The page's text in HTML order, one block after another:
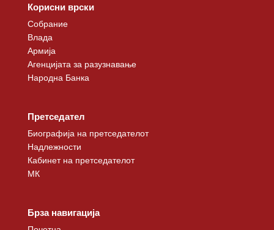
Корисни врски
Собрание
Влада
Армија
Агенцијата за разузнавање
Народна Банка
Претседател
Биографија на претседателот
Надлежности
Кабинет на претседателот
МК
Брза навигација